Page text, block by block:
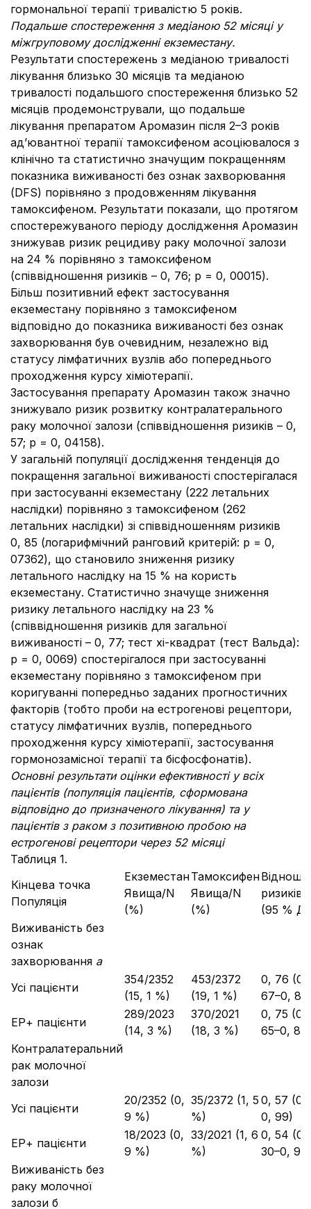
гормональної терапії тривалістю 5 років.
Подальше спостереження з медіаною 52 місяці у
міжгруповому дослідженні екземестану.
Результати спостережень з медіаною тривалості
лікування близько 30 місяців та медіаною
тривалості подальшого спостереження близько 52
місяців продемонстрували, що подальше
лікування препаратом Аромазин після 2–3 років
ад’ювантної терапії тамоксифеном асоціювалося з
клінічно та статистично значущим покращенням
показника виживаності без ознак захворювання
(DFS) порівняно з продовженням лікування
тамоксифеном. Результати показали, що протягом
спостережуваного періоду дослідження Аромазин
знижував ризик рецидиву раку молочної залози
на 24 % порівняно з тамоксифеном
(співвідношення ризиків – 0, 76; p = 0, 00015).
Більш позитивний ефект застосування
екземестану порівняно з тамоксифеном
відповідно до показника виживаності без ознак
захворювання був очевидним, незалежно від
статусу лімфатичних вузлів або попереднього
проходження курсу хіміотерапії.
Застосування препарату Аромазин також значно
знижувало ризик розвитку контралатерального
раку молочної залози (співвідношення ризиків – 0,
57; p = 0, 04158).
У загальній популяції дослідження тенденція до
покращення загальної виживаності спостерігалася
при застосуванні екземестану (222 летальних
наслідки) порівняно з тамоксифеном (262
летальних наслідки) зі співвідношенням ризиків
0, 85 (логарифмічний ранговий критерій: p = 0,
07362), що становило зниження ризику
летального наслідку на 15 % на користь
екземестану. Статистично значуще зниження
ризику летального наслідку на 23 %
(співвідношення ризиків для загальної
виживаності – 0, 77; тест хі-квадрат (тест Вальда):
p = 0, 0069) спостерігалося при застосуванні
екземестану порівняно з тамоксифеном при
коригуванні попередньо заданих прогностичних
факторів (тобто проби на естрогенові рецептори,
статусу лімфатичних вузлів, попереднього
проходження курсу хіміотерапії, застосування
гормонозамісної терапії та бісфосфонатів).
Основні результати оцінки ефективності у всіх
пацієнтів (популяція пацієнтів, сформована
відповідно до призначеного лікування) та у
пацієнтів з раком з позитивною пробою на
естрогенові рецептори через 52 місяці
Таблиця 1.
Кінцева точка
Популяція
Екземестан
Явища/N
(%)
Тамоксифен
Явища/N
(%)
ризиків
(95 %
Виживаність без
ознак
захворювання a
Усі пацієнти
354/2352
(15, 1 %)
453/2372
(19, 1 %)
0, 76 (0,
67–0,
ЕР+ пацієнти
289/2023
(14, 3 %)
370/2021
(18, 3 %)
0, 75 (0,
65–0, 88)
Контралатеральний
рак молочної
залози
Усі пацієнти
20/2352 (0,
9 %)
35/2372 (1, 5
%)
0, 57 (0,
0, 99)
ЕР+ пацієнти
18/2023 (0,
9 %)
33/2021 (1, 6
%)
0, 54 (0,
30–0, 95)
Виживаність без
раку молочної
залози б